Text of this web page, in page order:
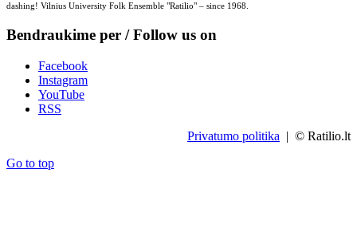
dashing! Vilnius University Folk Ensemble "Ratilio" – since 1968.
Bendraukime per / Follow us on
Facebook
Instagram
YouTube
RSS
Privatumo politika | © Ratilio.lt
Go to top